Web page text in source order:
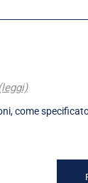
come